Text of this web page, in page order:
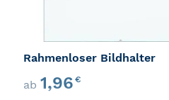
Rahmenloser Bildhalter
ab 1,96€